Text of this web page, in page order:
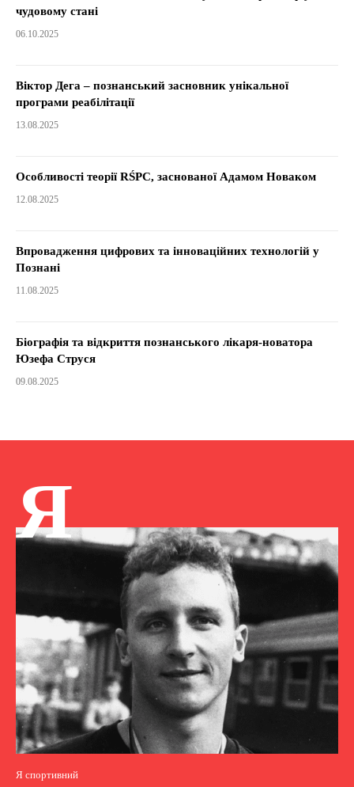
чудовому стані
06.10.2025
Віктор Дега – познанський засновник унікальної
програми реабілітації
13.08.2025
Особливості теорії RŚPC, заснованої Адамом Новаком
12.08.2025
Впровадження цифрових та інноваційних технологій у
Познані
11.08.2025
Біографія та відкриття познанського лікаря-новатора
Юзефа Струся
09.08.2025
Я
Я спортивний